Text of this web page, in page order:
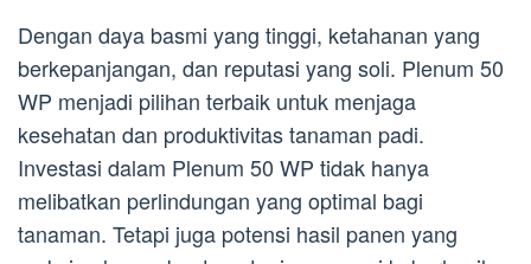
Dengan daya basmi yang tinggi, ketahanan yang
berkepanjangan, dan reputasi yang soli. Plenum 50
WP menjadi pilihan terbaik untuk menjaga
kesehatan dan produktivitas tanaman padi.
Investasi dalam Plenum 50 WP tidak hanya
melibatkan perlindungan yang optimal bagi
tanaman. Tetapi juga potensi hasil panen yang